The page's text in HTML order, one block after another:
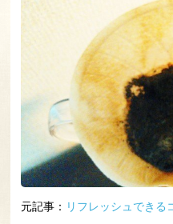
元記事： リフレッシュできる